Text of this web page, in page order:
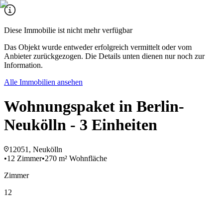
Diese Immobilie ist nicht mehr verfügbar
Das Objekt wurde entweder erfolgreich vermittelt oder vom
Anbieter zurückgezogen. Die Details unten dienen nur noch zur
Information.
Alle Immobilien ansehen
Wohnungspaket in Berlin-
Neukölln - 3 Einheiten
12051, Neukölln
•12 Zimmer•270 m² Wohnfläche
Zimmer
12